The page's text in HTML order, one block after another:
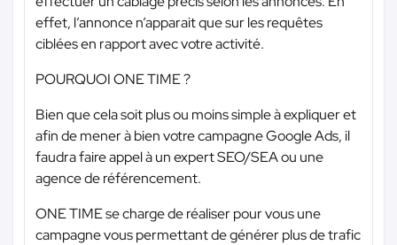
effet, l’annonce n’apparait que sur les requêtes
ciblées en rapport avec votre activité.
POURQUOI ONE TIME ?
Bien que cela soit plus ou moins simple à expliquer et
afin de mener à bien votre campagne Google Ads, il
faudra faire appel à un expert SEO/SEA ou une
agence de référencement.
ONE TIME se charge de réaliser pour vous une
campagne vous permettant de générer plus de trafic